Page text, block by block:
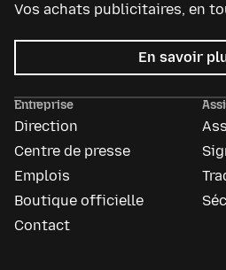
Vos achats publicitaires, en
En savoir
Entreprise
Direction
Centre de presse
Emplois
Boutique officielle
Contact